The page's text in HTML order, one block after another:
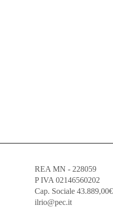
REA MN - 228059
P IVA 02146560202
Cap. Sociale 43.889,00€
ilrio@pec.it